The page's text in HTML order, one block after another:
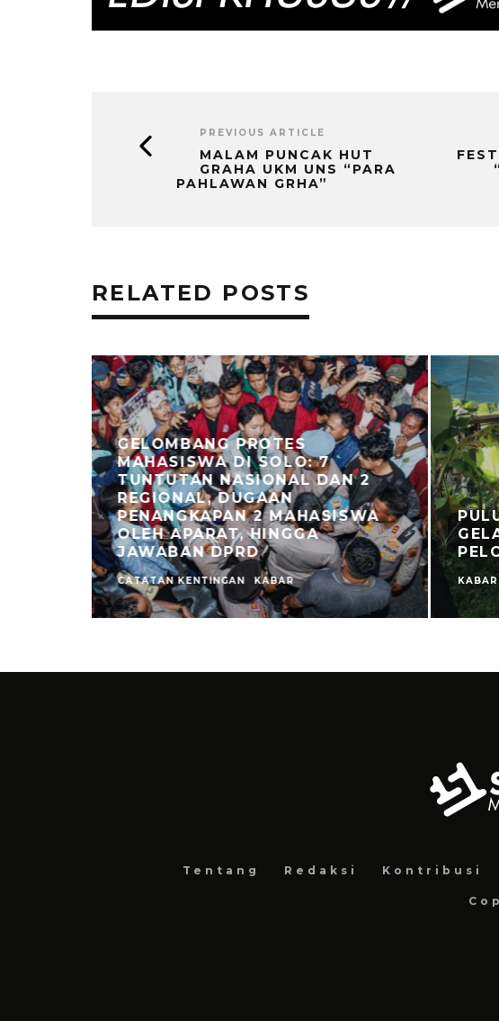
PREVIOUS ARTICLE
MALAM PUNCAK HUT
GRAHA UKM UNS “PARA
PAHLAWAN GRHA”
RELATED POSTS
GELOMBANG PROTES
MAHASISWA DI SOLO: 7
TUNTUTAN NASIONAL DAN 2
REGIONAL, DUGAAN
PENANGKAPAN 2 MAHASISWA
OLEH APARAT, HINGGA
JAWABAN DPRD
CATATAN KENTINGAN KABAR KABAR
Tentang Redaksi Kontribusi